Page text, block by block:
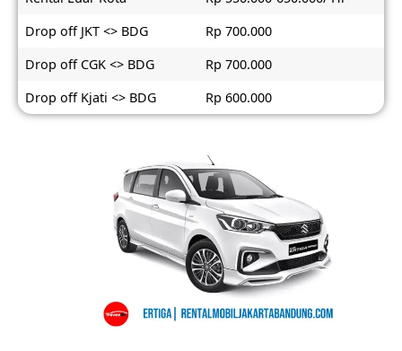
Drop off JKT <> BDG
Rp 700.000
Drop off CGK <> BDG
Rp 700.000
Drop off Kjati <> BDG
Rp 600.000